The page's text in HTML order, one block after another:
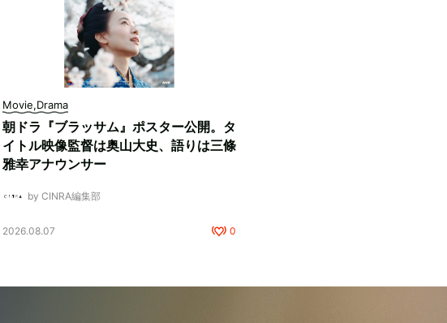
Movie,Drama
朝ドラ『ブラッサム』ポスター公開。タ
イトル映像監督は奥山大史、語りは三條
雅幸アナウンサー
by CINRA編集部
2026.08.07 0